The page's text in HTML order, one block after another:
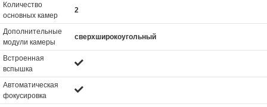
Количество
основных камер
2
Дополнительные
модули камеры
сверхширокоугольный
Встроенная
вспышка
Автоматическая
фокусировка